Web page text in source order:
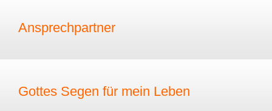
Ansprechpartner
Gottes Segen für mein Leben